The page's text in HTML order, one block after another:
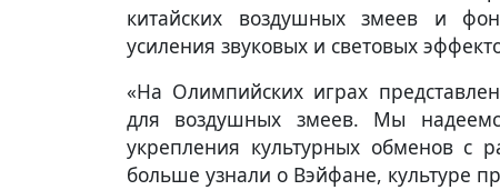
китайских воздушных змеев и
усиления звуковых и световых
«На Олимпийских играх
для воздушных змеев. Мы
укрепления культурных обменов
больше узнали о Вэйфане, культуре